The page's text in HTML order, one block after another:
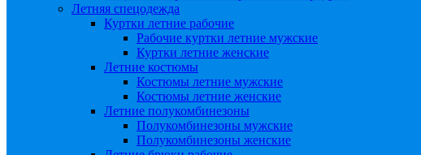
Летняя спецодежда
Куртки летние рабочие
Рабочие куртки летние мужские
Куртки летние женские
Летние костюмы
Костюмы летние мужские
Костюмы летние женские
Летние полукомбинезоны
Полукомбинезоны мужские
Полукомбинезоны женские